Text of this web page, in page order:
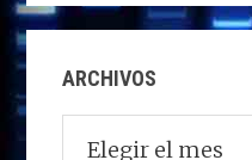
ARCHIVOS